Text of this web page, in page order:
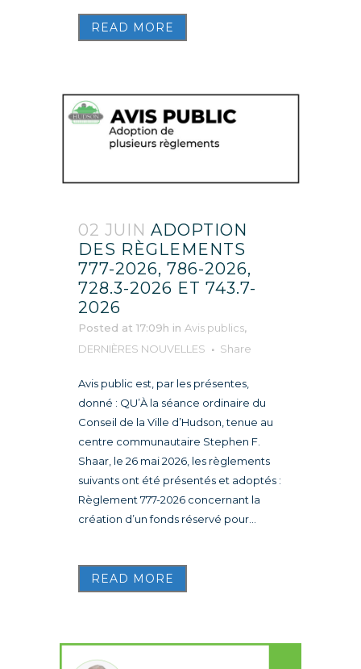
READ MORE
02 JUIN ADOPTION
DES RÈGLEMENTS
777-2026, 786-2026,
728.3-2026 ET 743.7-
2026
Posted at 17:09h in Avis publics,
DERNIÈRES NOUVELLES
Share
Avis public est, par les présentes,
donné : QU’À la séance ordinaire du
Conseil de la Ville d’Hudson, tenue au
centre communautaire Stephen F.
Shaar, le 26 mai 2026, les règlements
suivants ont été présentés et adoptés :
Règlement 777-2026 concernant la
création d’un fonds réservé pour...
READ MORE